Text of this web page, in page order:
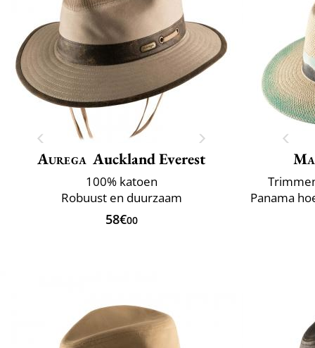
Aurega Auckland Everest
100% katoen
Robuust en duurzaam
58€00